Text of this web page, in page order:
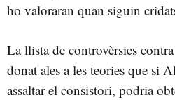
ho valoraran quan siguin
La llista de controvèrsies
donat ales a les teories que si
assaltar el consistori, podria